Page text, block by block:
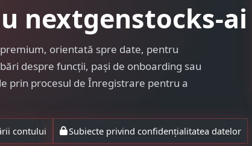
nextgenstocks-ai
orientată spre date, pentru
despre funcții, pași de onboarding sau
prin procesul de Înregistrare pentru a
contului Subiecte privind confidențialitatea datelor